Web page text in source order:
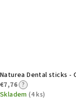
Naturea Dental sticks -
€7,76 ?
Skladem(4 ks)